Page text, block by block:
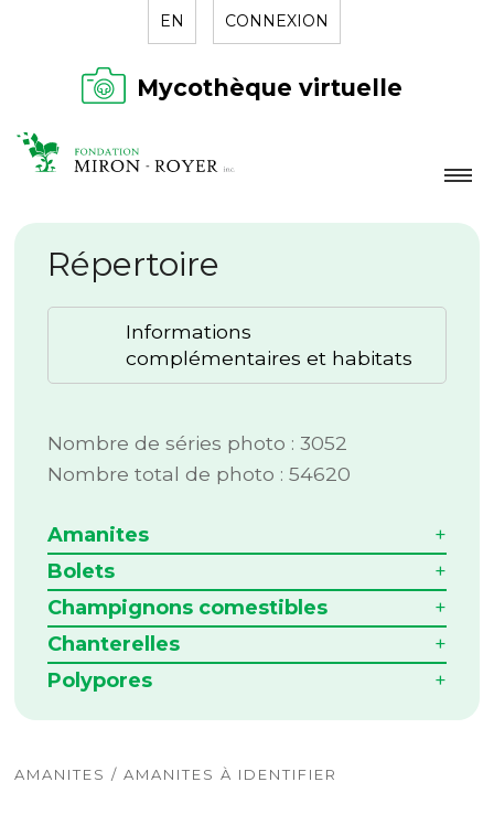
EN CONNEXION
Mycothèque virtuelle
LA FONDATION
NOUVELLES
RÉPERTOIRE
Répertoire
Informations
complémentaires et habitats
Nombre de séries photo : 3052
Nombre total de photo : 54620
Amanites
Bolets
Champignons comestibles
Chanterelles
Polypores
AMANITES / AMANITES À IDENTIFIER